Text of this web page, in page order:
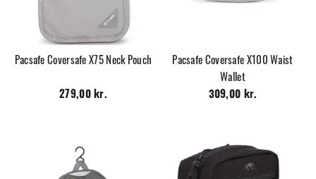
Pacsafe Coversafe X75 Neck Pouch
279,00 kr.
Pacsafe Coversafe X100 Waist
Wallet
309,00 kr.